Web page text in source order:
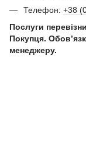
Телефон: +38
Послуги
Покупця.
менеджеру.